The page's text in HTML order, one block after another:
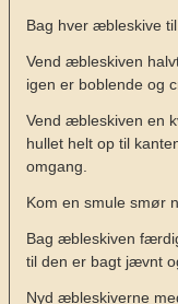
Bag hver æbleskive
Vend æbleskiven
igen er boblende og
Vend æbleskiven en
hullet helt op til
omgang.
Kom en smule smør
Bag æbleskiven
til den er bagt jævnt
Nyd æbleskiverne